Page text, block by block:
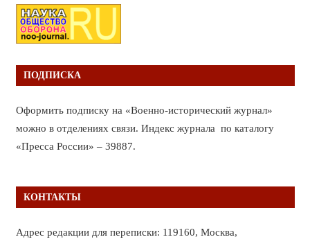
ПОДПИСКА
Оформить подписку на «Военно-исторический журнал»
можно в отделениях связи. Индекс журнала по каталогу
«Пресса России» – 39887.
КОНТАКТЫ
Адрес редакции для переписки: 119160, Москва,